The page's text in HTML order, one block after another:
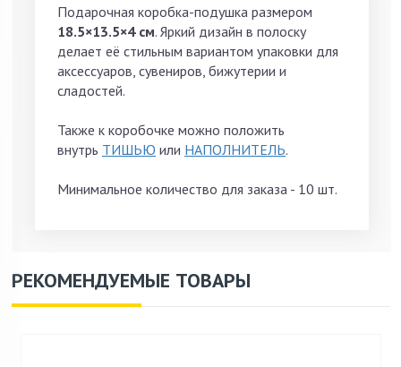
Подарочная коробка-подушка размером
18.5×13.5×4 см. Яркий дизайн в полоску
делает её стильным вариантом упаковки для
аксессуаров, сувениров, бижутерии и
сладостей.
Также к коробочке можно положить
внутрь ТИШЬЮ или НАПОЛНИТЕЛЬ.
Минимальное количество для заказа - 10 шт.
РЕКОМЕНДУЕМЫЕ ТОВАРЫ